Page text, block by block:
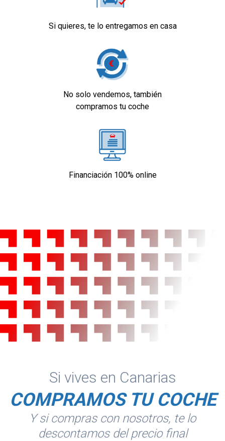
Si quieres, te lo entregamos en casa
No solo vendemos, también
compramos tu coche
Financiación 100% online
Si vives en Canarias
COMPRAMOS TU COCHE
Y si compras con nosotros, te lo
descontamos del precio final